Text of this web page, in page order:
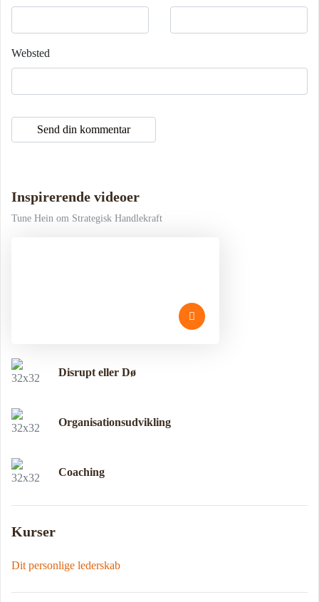
Websted
Inspirerende videoer
Tune Hein om Strategisk Handlekraft
Disrupt eller Dø
Organisationsudvikling
Coaching
Kurser
Dit personlige lederskab